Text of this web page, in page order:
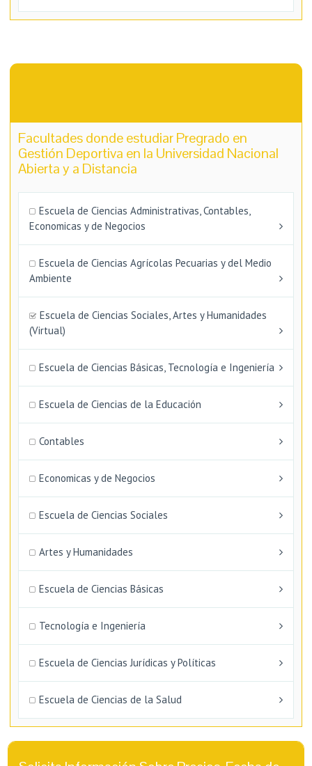
Facultades donde estudiar Pregrado en
Gestión Deportiva en la Universidad Nacional
Abierta y a Distancia
Escuela de Ciencias Administrativas, Contables,
Economicas y de Negocios
Escuela de Ciencias Agrícolas Pecuarias y del Medio
Ambiente
Escuela de Ciencias Sociales, Artes y Humanidades
(Virtual)
Escuela de Ciencias Básicas, Tecnología e Ingeniería
Escuela de Ciencias de la Educación
Contables
Economicas y de Negocios
Escuela de Ciencias Sociales
Artes y Humanidades
Escuela de Ciencias Básicas
Tecnología e Ingeniería
Escuela de Ciencias Jurídicas y Políticas
Escuela de Ciencias de la Salud